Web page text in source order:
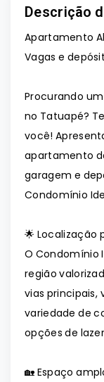
Descrição
Apartamento
Vagas e
Procurando
no Tatuapé?
você!
apartamento
garagem e
Condomínio
🌟 Localização
O Condomínio
região
vias principais,
variedade de
opções de
🏡 Espaço